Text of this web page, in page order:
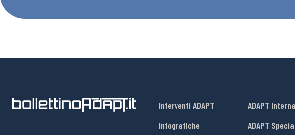
Interventi ADAPT
Infografiche
ADAPT
ADAPT